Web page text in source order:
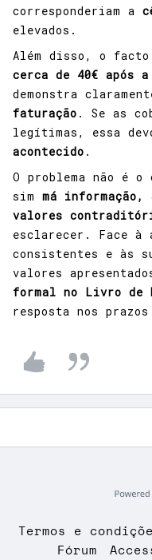
corresponderiam a
elevados.
Além disso, o facto
cerca de 40€ após
demonstra
faturação . Se as
legítimas, essa
acontecido .
O problema não é o
sim má informação,
valores
esclarecer. Face à
consistentes e às
valores
formal no Livro de
resposta nos
Termos e
Fórum